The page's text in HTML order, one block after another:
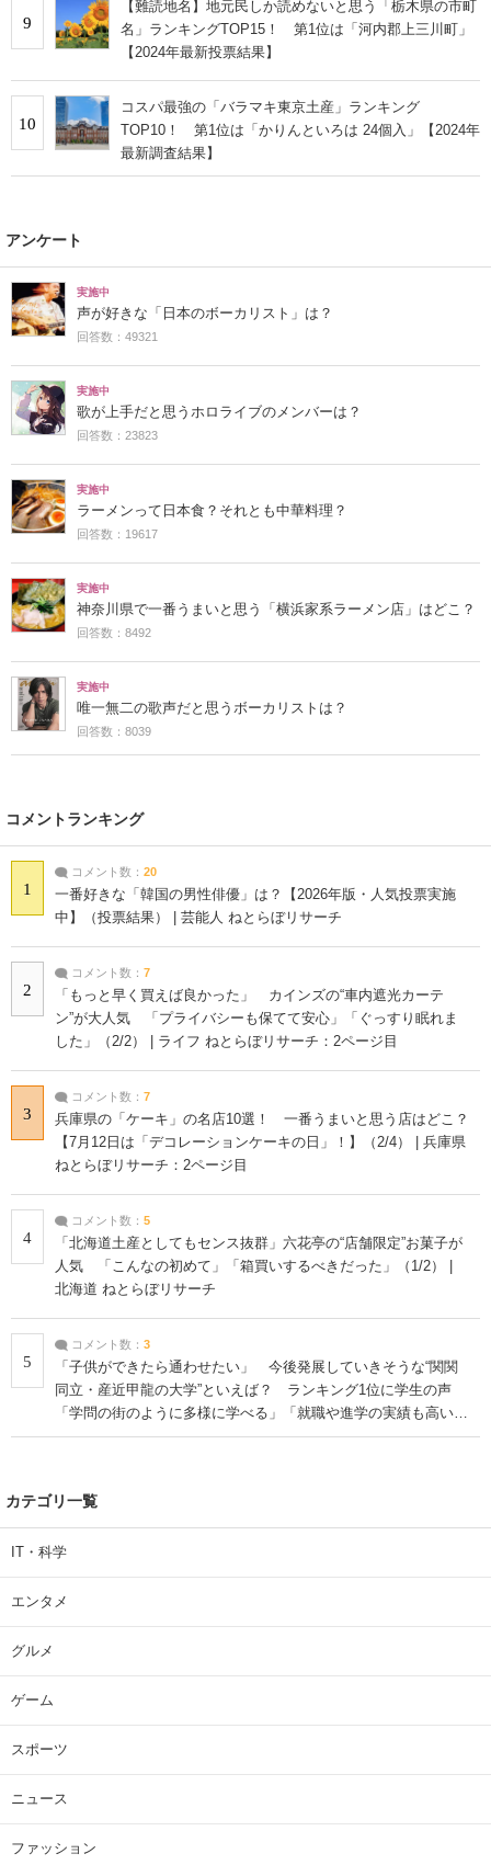
9
【難読地名】地元民しか読めないと思う「栃木県の市町
名」ランキングTOP15！ 第1位は「河内郡上三川町」
【2024年最新投票結果】
10
コスパ最強の「バラマキ東京土産」ランキング
TOP10！ 第1位は「かりんといろは 24個入」【2024年
最新調査結果】
アンケート
実施中
声が好きな「日本のボーカリスト」は？
回答数：49321
実施中
歌が上手だと思うホロライブのメンバーは？
回答数：23823
実施中
ラーメンって日本食？それとも中華料理？
回答数：19617
実施中
神奈川県で一番うまいと思う「横浜家系ラーメン店」はどこ？
回答数：8492
実施中
唯一無二の歌声だと思うボーカリストは？
回答数：8039
コメントランキング
1
コメント数： 20
一番好きな「韓国の男性俳優」は？【2026年版・人気投票実施
中】（投票結果） | 芸能人 ねとらぼリサーチ
2
コメント数： 7
「もっと早く買えば良かった」 カインズの“車内遮光カーテ
ン”が大人気 「プライバシーも保てて安心」「ぐっすり眠れま
した」（2/2） | ライフ ねとらぼリサーチ：2ページ目
3
コメント数： 7
兵庫県の「ケーキ」の名店10選！ 一番うまいと思う店はどこ？
【7月12日は「デコレーションケーキの日」！】（2/4） | 兵庫県
ねとらぼリサーチ：2ページ目
4
コメント数： 5
「北海道土産としてもセンス抜群」六花亭の“店舗限定”お菓子が
人気 「こんなの初めて」「箱買いするべきだった」（1/2） |
北海道 ねとらぼリサーチ
5
コメント数： 3
「子供ができたら通わせたい」 今後発展していきそうな“関関
同立・産近甲龍の大学”といえば？ ランキング1位に学生の声
「学問の街のように多様に学べる」「就職や進学の実績も高い」
| 大学 ねとらぼリサーチ
カテゴリ一覧
IT・科学
エンタメ
グルメ
ゲーム
スポーツ
ニュース
ファッション